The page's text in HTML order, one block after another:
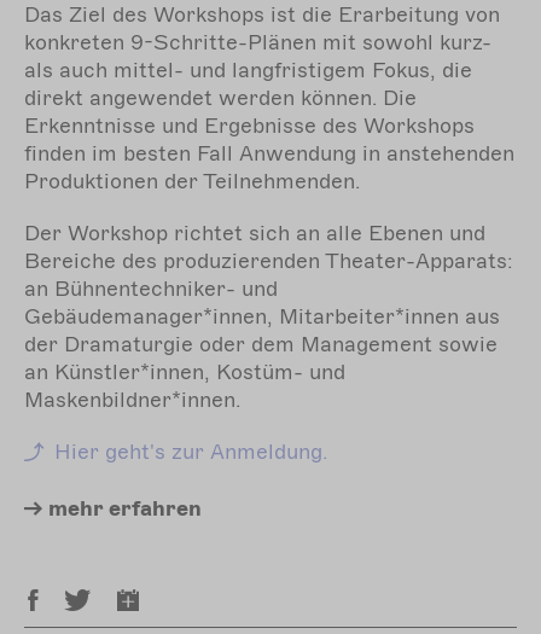
Das Ziel des Workshops ist die Erarbeitung von
konkreten 9-Schritte-Plänen mit sowohl kurz-
als auch mittel- und langfristigem Fokus, die
direkt angewendet werden können. Die
Erkenntnisse und Ergebnisse des Workshops
finden im besten Fall Anwendung in anstehenden
Produktionen der Teilnehmenden.
Der Workshop richtet sich an alle Ebenen und
Bereiche des produzierenden Theater-Apparats:
an Bühnentechniker- und
Gebäudemanager*innen, Mitarbeiter*innen aus
der Dramaturgie oder dem Management sowie
an Künstler*innen, Kostüm- und
Maskenbildner*innen.
Hier geht's zur Anmeldung.
mehr erfahren